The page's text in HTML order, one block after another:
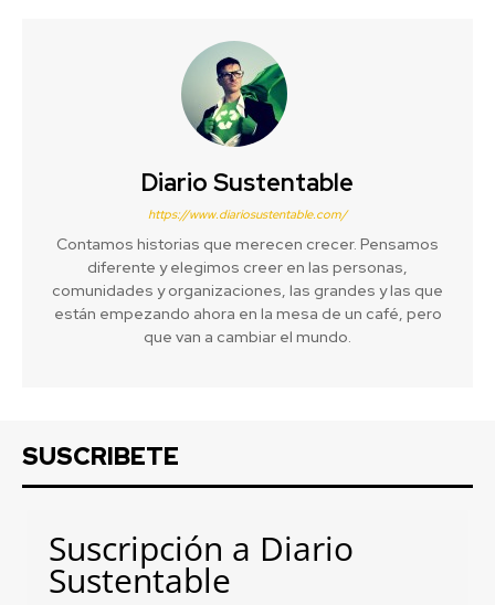
Diario Sustentable
https://www.diariosustentable.com/
Contamos historias que merecen crecer. Pensamos
diferente y elegimos creer en las personas,
comunidades y organizaciones, las grandes y las que
están empezando ahora en la mesa de un café, pero
que van a cambiar el mundo.
SUSCRIBETE
Suscripción a Diario
Sustentable